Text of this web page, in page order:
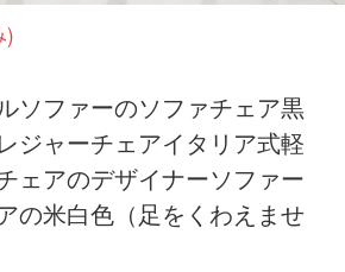
)
ソファーのソファチェア黒
ジャーチェアイタリア式軽
ェアのデザイナーソファー
の米白色（足をくわえませ